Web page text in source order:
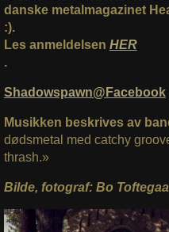
danske metalmagazinet
:).
Les anmeldelsen HER
.
Shadowspawn@Facebook
Musikken beskrives av
dødsmetal med catchy
thrash.»
Bilde, fotograf: Bo